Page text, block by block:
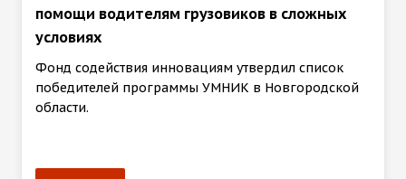
помощи водителям грузовиков в сложных
условиях
Фонд содействия инновациям утвердил список
победителей программы УМНИК в Новгородской
области.